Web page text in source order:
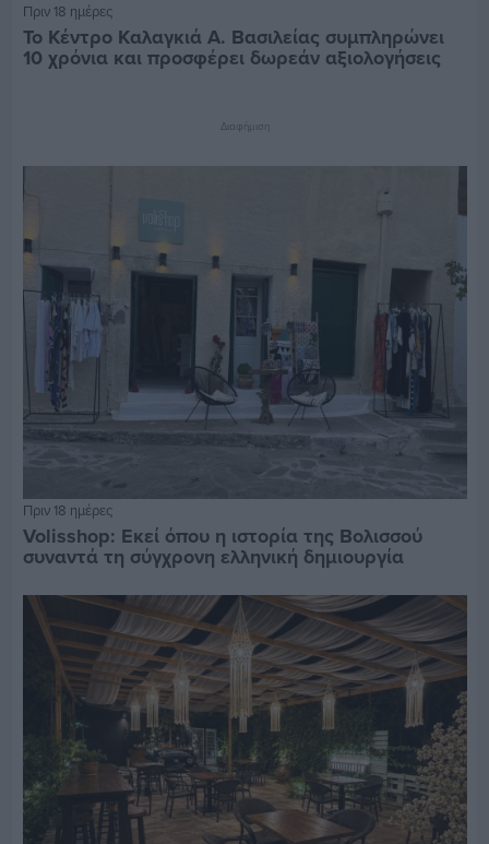
Πριν 18 ημέρες
Το Κέντρο Καλαγκιά Α. Βασιλείας συμπληρώνει
10 χρόνια και προσφέρει δωρεάν αξιολογήσεις
Διαφήμιση
Πριν 18 ημέρες
Volisshop: Εκεί όπου η ιστορία της Βολισσού
συναντά τη σύγχρονη ελληνική δημιουργία